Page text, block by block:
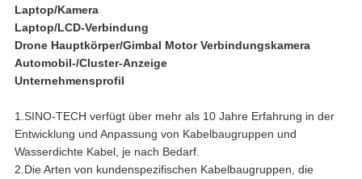
Laptop/Kamera
Laptop/LCD-Verbindung
Drone Hauptkörper/Gimbal Motor Verbindungskamera
Automobil-/Cluster-Anzeige
Unternehmensprofil
1.SINO-TECH verfügt über mehr als 10 Jahre Erfahrung in der
Entwicklung und Anpassung von Kabelbaugruppen und
Wasserdichte Kabel, je nach Bedarf.
2.Die Arten von kundenspezifischen Kabelbaugruppen, die